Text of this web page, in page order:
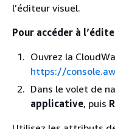
l’éditeur visuel.
Pour accéder à
Ouvrez la
https://
Dans le volet de
applicative, puis